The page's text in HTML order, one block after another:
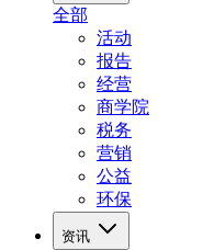
全部
活动
报告
经营
商学院
税务
营销
公益
环保
资讯